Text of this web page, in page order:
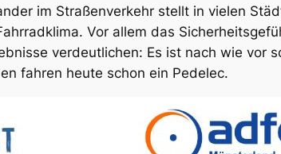
im Straßenverkehr stellt in vielen
Vor allem das
verdeutlichen: Es ist nach wie vor
fahren heute schon ein Pedelec.